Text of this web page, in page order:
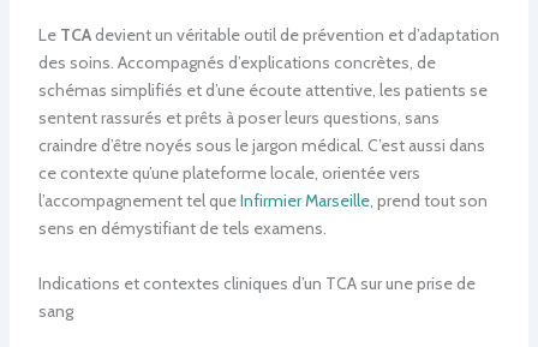
Le TCAdevient un véritable outil de prévention et d’adaptation
des soins. Accompagnés d’explications concrètes, de
schémas simplifiés et d’une écoute attentive, les patients se
sentent rassurés et prêts à poser leurs questions, sans
craindre d’être noyés sous le jargon médical. C’est aussi dans
ce contexte qu’une plateforme locale, orientée vers
l’accompagnement tel queInfirmier Marseille, prend tout son
sens en démystifiant de tels examens.
Indications et contextes cliniques d’un TCA sur une prise de
sang